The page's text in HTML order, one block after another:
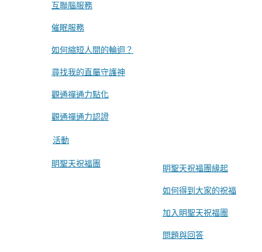
互聯腦服務
催眠服務
如何縮短人間的輪迴？
尋找我的直屬守護神
觀通禪通力點化
觀通禪通力認證
活動
眀聖天祝福團 眀聖天祝福團緣起
如何得到大家的祝福
加入眀聖天祝福團
問題與回答